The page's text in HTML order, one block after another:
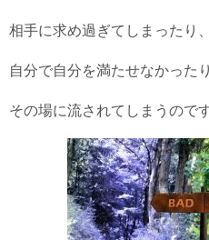
相手に求め過ぎてしまったり、
自分で自分を満たせなかったり
その場に流されてしまうのです